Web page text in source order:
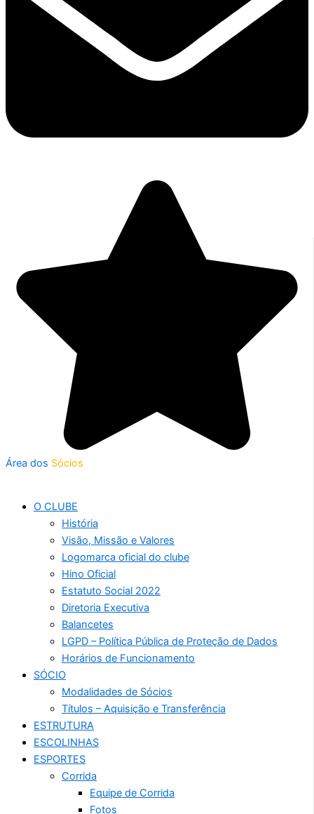
Área dos Sócios
O CLUBE
História
Visão, Missão e Valores
Logomarca oficial do clube
Hino Oficial
Estatuto Social 2022
Diretoria Executiva
Balancetes
LGPD – Política Pública de Proteção de Dados
Horários de Funcionamento
SÓCIO
Modalidades de Sócios
Títulos – Aquisição e Transferência
ESTRUTURA
ESCOLINHAS
ESPORTES
Corrida
Equipe de Corrida
Fotos